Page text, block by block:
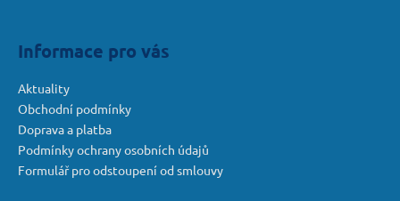
Informace pro vás
Aktuality
Obchodní podmínky
Doprava a platba
Podmínky ochrany osobních údajů
Formulář pro odstoupení od smlouvy